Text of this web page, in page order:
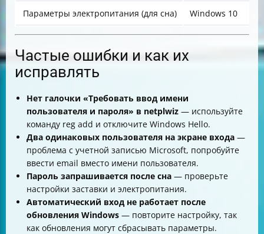
Параметры электропитания (для сна) Windows 10
Частые ошибки и как их
исправлять
Нет галочки «Требовать ввод имени
пользователя и пароля» в netplwiz — используйте
команду reg add и отключите Windows Hello.
Два одинаковых пользователя на экране входа —
проблема с учетной записью Microsoft, попробуйте
ввести email вместо имени пользователя.
Пароль запрашивается после сна — проверьте
настройки заставки и электропитания.
Автоматический вход не работает после
обновления Windows — повторите настройку, так
как обновления могут сбрасывать параметры.